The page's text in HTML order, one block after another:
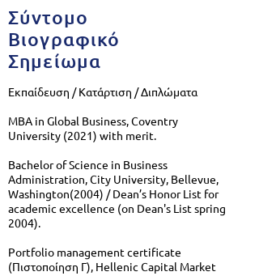
Σύντομο
Βιογραφικό
Σημείωμα
Εκπαίδευση / Κατάρτιση / Διπλώματα
MBA in Global Business, Coventry
University (2021) with merit.
Bachelor of Science in Business
Administration, City University, Bellevue,
Washington(2004) / Dean’s Honor List for
academic excellence (on Dean's List spring
2004).
Portfolio management certificate
(Πιστοποίηση Γ), Hellenic Capital Market